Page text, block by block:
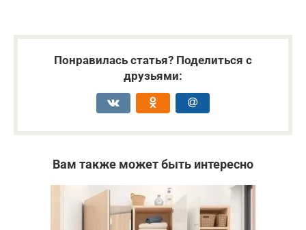
Понравилась статья? Поделиться с
друзьями:
Вам также может быть интересно